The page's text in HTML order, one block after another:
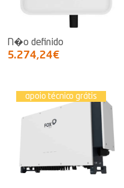
N�o definido
5.274,24€
apoio técnico grátis